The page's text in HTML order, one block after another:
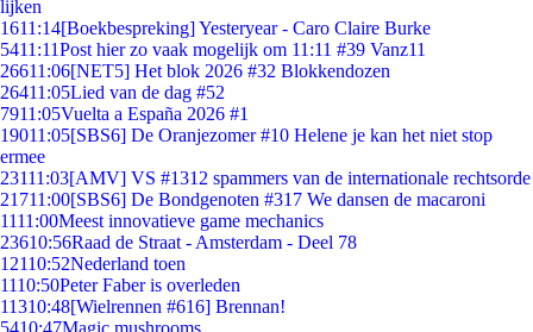
lijken
1611:14[Boekbespreking] Yesteryear - Caro Claire Burke
5411:11Post hier zo vaak mogelijk om 11:11 #39 Vanz11
26611:06[NET5] Het blok 2026 #32 Blokkendozen
26411:05Lied van de dag #52
7911:05Vuelta a España 2026 #1
19011:05[SBS6] De Oranjezomer #10 Helene je kan het niet stop
ermee
23111:03[AMV] VS #1312 spammers van de internationale rechtsorde
21711:00[SBS6] De Bondgenoten #317 We dansen de macaroni
1111:00Meest innovatieve game mechanics
23610:56Raad de Straat - Amsterdam - Deel 78
12110:52Nederland toen
1110:50Peter Faber is overleden
11310:48[Wielrennen #616] Brennan!
5410:47Magic mushrooms